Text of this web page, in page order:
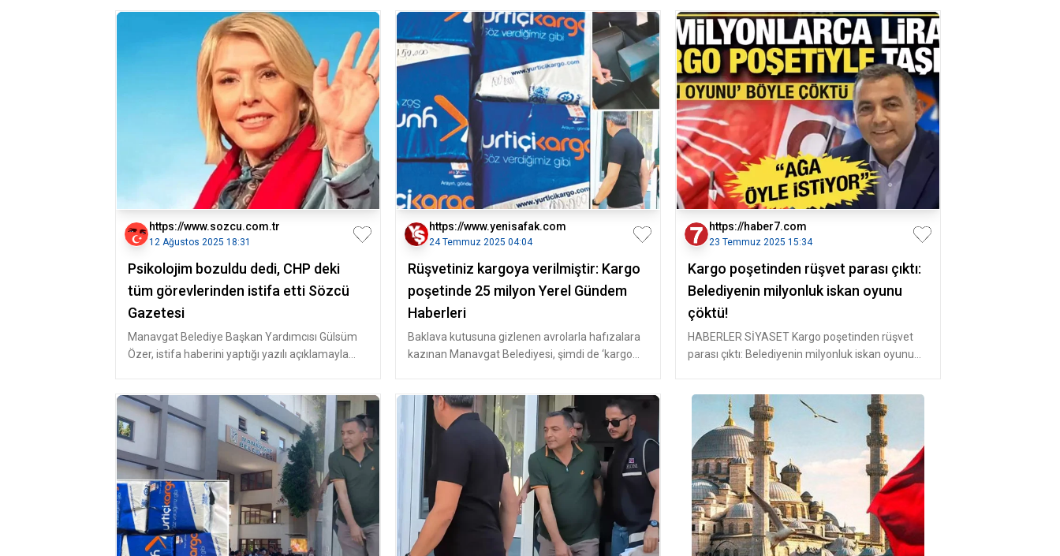
https://www.sozcu.com.tr
12 Ağustos 2025 18:31
Psikolojim bozuldu dedi, CHP deki
tüm görevlerinden istifa etti Sözcü
Gazetesi
Manavgat Belediye Başkan Yardımcısı Gülsüm
Özer, istifa haberini yaptığı yazılı açıklamayla
https://www.yenisafak.com
24 Temmuz 2025 04:04
Rüşvetiniz kargoya verilmiştir: Kargo
poşetinde 25 milyon Yerel Gündem
Haberleri
Baklava kutusuna gizlenen avrolarla hafızalara
kazınan Manavgat Belediyesi, şimdi de ‘kargo
https://haber7.com
23 Temmuz 2025 15:34
Kargo poşetinden rüşvet parası çıktı:
Belediyenin milyonluk iskan oyunu
çöktü!
HABERLER SİYASET Kargo poşetinden rüşvet
parası çıktı: Belediyenin milyonluk iskan oyunu